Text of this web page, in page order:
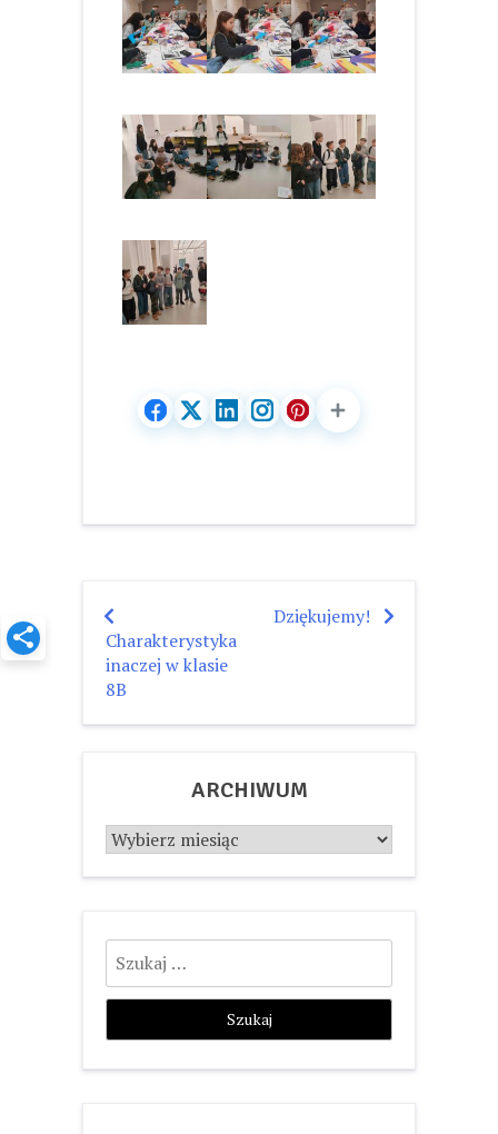
Nawigacja
wpisu
Charakterystyka
inaczej w klasie
8B
Dziękujemy!
ARCHIWUM
Archiwum
Szukaj: